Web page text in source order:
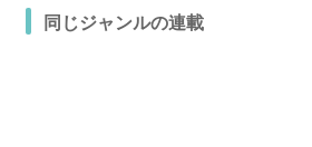
同じジャンルの連載